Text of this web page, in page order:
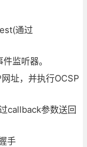
通过
监听器。
址，并执行OCSP
callback参数送回
手